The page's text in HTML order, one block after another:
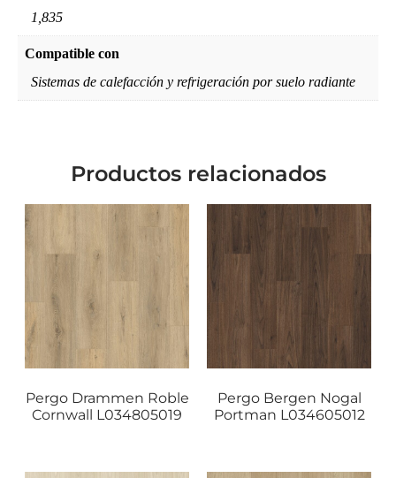
1,835
Compatible con
Sistemas de calefacción y refrigeración por suelo radiante
Productos relacionados
Pergo Drammen Roble
Cornwall L034805019
Pergo Bergen Nogal
Portman L034605012